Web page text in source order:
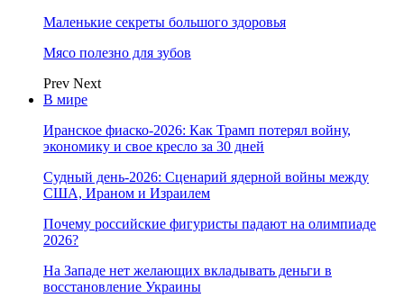
Маленькие секреты большого здоровья
Мясо полезно для зубов
Prev Next
В мире
Иранское фиаско-2026: Как Трамп потерял войну,
экономику и свое кресло за 30 дней
Судный день-2026: Сценарий ядерной войны между
США, Ираном и Израилем
Почему российские фигуристы падают на олимпиаде
2026?
На Западе нет желающих вкладывать деньги в
восстановление Украины